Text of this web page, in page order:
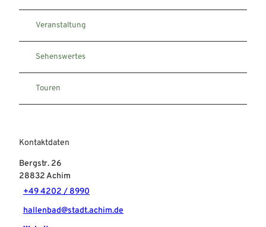
Veranstaltung
Sehenswertes
Touren
Kontaktdaten
Bergstr. 26
28832Achim
+49 4202 / 8990
hallenbad@stadt.achim.de